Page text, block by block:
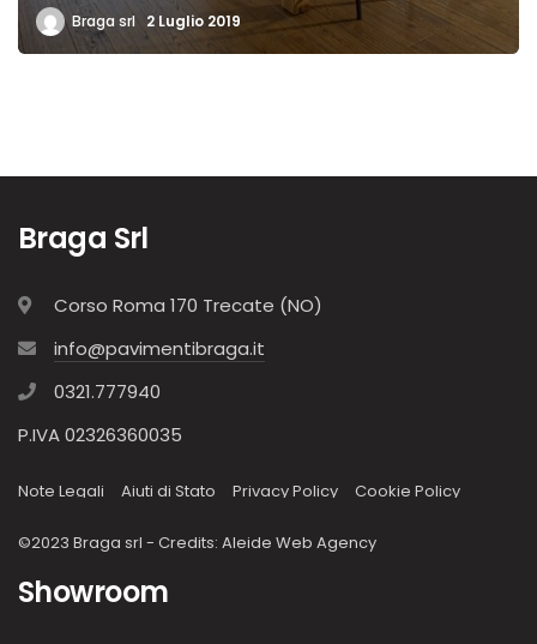
Braga srl 2 Luglio 2019
Braga Srl
Corso Roma 170 Trecate (NO)
info@pavimentibraga.it
0321.777940
P.IVA 02326360035
Note Legali Aiuti di Stato Privacy Policy Cookie Policy
©2023 Braga srl - Credits: Aleide Web Agency
Showroom